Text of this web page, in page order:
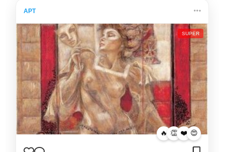
АРТ
SUPER
🔥 👏 ❤️ 😍